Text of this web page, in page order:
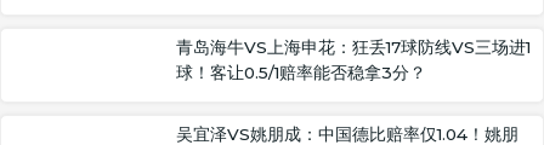
青岛海牛VS上海申花：狂丢17球防线VS三场进1
球！客让0.5/1赔率能否稳拿3分？
吴宜泽VS姚朋成：中国德比赔率仅1.04！姚朋